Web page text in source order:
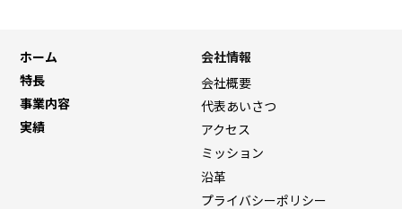
ホーム
特長
事業内容
実績
会社情報
会社概要
代表あいさつ
アクセス
ミッション
沿革
プライバシーポリシー